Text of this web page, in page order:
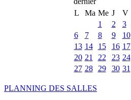
L
Ma Me J V
1
2 3
6
7 8 9 10
13 14 15 16 17
20 21 22 23 24
27 28 29 30 31
PLANNING DES SALLES